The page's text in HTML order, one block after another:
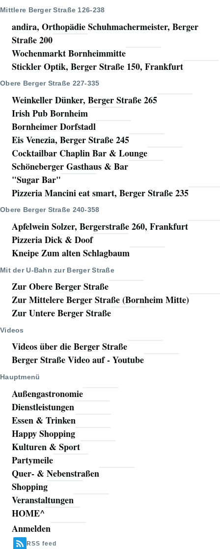
Mittlere Berger Straße 126-238
andira, Orthopädie Schuhmachermeister, Berger
Straße 200
Wochenmarkt Bornheimmitte
Stickler Optik, Berger Straße 150, Frankfurt
Obere Berger Straße 227-335
Weinkeller Dünker, Berger Straße 265
Irish Pub Bornheim
Bornheimer Dorfstadl
Eis Venezia, Berger Straße 245
Cocktailbar Chaplin Bar & Lounge
Schöneberger Gasthaus & Bar
"Sugar Bar"
Pizzeria Mancini eat smart, Berger Straße 235
Obere Berger Straße 240-358
Apfelwein Solzer, Bergerstraße 260, Frankfurt
Pizzeria Dick & Doof
Kneipe Zum alten Schlagbaum
Mit der U-Bahn zur Berger Straße
Zur Obere Berger Straße
Zur Mittelere Berger Straße (Bornheim Mitte)
Zur Untere Berger Straße
Videos
Videos über die Berger Straße
Berger Straße Video auf - Youtube
Hauptmenü
Außengastronomie
Dienstleistungen
Essen & Trinken
Happy Shopping
Kulturen & Sport
Partymeile
Quer- & Nebenstraßen
Shopping
Veranstaltungen
HOME^
Benutzermenü
Anmelden
RSS feed